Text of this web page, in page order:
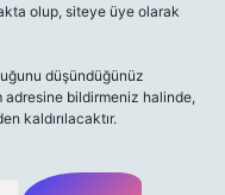
olup, siteye üye olarak
düşündüğünüz
adresine bildirmeniz halinde,
kaldırılacaktır.